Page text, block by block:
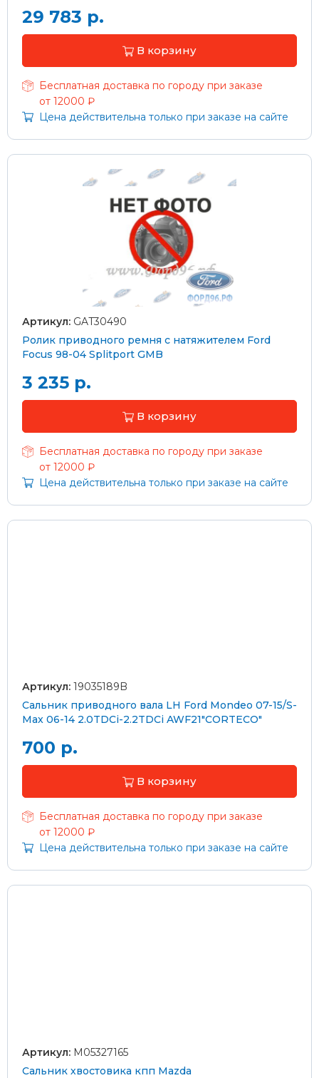
29 783 р.
В корзину
Бесплатная доставка по городу при заказе
от 12000 ₽
Цена действительна только при заказе на сайте
Артикул: GAT30490
Ролик приводного ремня с натяжителем Ford
Focus 98-04 Splitport GMB
3 235 р.
В корзину
Бесплатная доставка по городу при заказе
от 12000 ₽
Цена действительна только при заказе на сайте
Артикул: 19035189B
Сальник приводного вала LH Ford Mondeo 07-15/S-
Max 06-14 2.0TDCi-2.2TDCi AWF21"CORTECO"
700 р.
В корзину
Бесплатная доставка по городу при заказе
от 12000 ₽
Цена действительна только при заказе на сайте
Артикул: M05327165
Сальник хвостовика кпп Mazda